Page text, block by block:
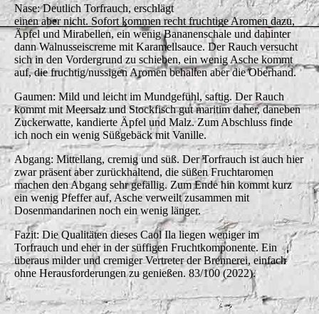
Nase: Deutlich Torfrauch, erschlägt
einen aber nicht. Sofort kommen recht fruchtige Aromen dazu,
Äpfel und Mirabellen, ein wenig Bananenschale und dahinter
dann Walnusseiscreme mit Karamellsauce. Der Rauch versucht
sich in den Vordergrund zu schieben, ein wenig Asche kommt
auf, die fruchtig/nussigen Aromen behalten aber die Oberhand.
Gaumen: Mild und leicht im Mundgefühl, saftig. Der Rauch
kommt mit Meersalz und Stockfisch gut maritim daher, daneben
Zuckerwatte, kandierte Äpfel und Malz. Zum Abschluss finde
ich noch ein wenig Süßgebäck mit Vanille.
Abgang: Mittellang, cremig und süß. Der Torfrauch ist auch hier
zwar präsent aber zurückhaltend, die süßen Fruchtaromen
machen den Abgang sehr gefällig. Zum Ende hin kommt kurz
ein wenig Pfeffer auf, Asche verweilt zusammen mit
Dosenmandarinen noch ein wenig länger.
Fazit: Die Qualitäten dieses Caol Ila liegen weniger im
Torfrauch und eher in der süffigen Fruchtkomponente. Ein
überaus milder und cremiger Vertreter der Brennerei, einfach
ohne Herausforderungen zu genießen. 83/100 (2022).